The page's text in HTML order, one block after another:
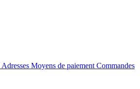
Adresses Moyens de paiement Commandes